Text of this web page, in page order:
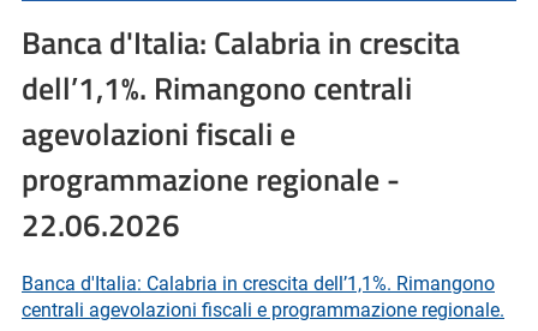
Banca d'Italia: Calabria in crescita
dell’1,1%. Rimangono centrali
agevolazioni fiscali e
programmazione regionale -
22.06.2026
Banca d'Italia: Calabria in crescita dell’1,1%. Rimangono
centrali agevolazioni fiscali e programmazione regionale.